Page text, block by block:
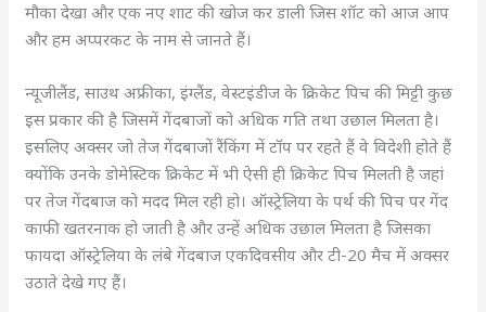
मौका देखा और एक नए शाट की खोज कर डाली जिस शॉट को आज आप
और हम अप्परकट के नाम से जानते हैं।
न्यूजीलैंड, साउथ अफ्रीका, इंग्लैंड, वेस्टइंडीज के क्रिकेट पिच की मिट्टी कुछ
इस प्रकार की है जिसमें गेंदबाजों को अधिक गति तथा उछाल मिलता है।
इसलिए अक्सर जो तेज गेंदबाजों रैंकिंग में टॉप पर रहते हैं वे विदेशी होते हैं
क्योंकि उनके डोमेस्टिक क्रिकेट में भी ऐसी ही क्रिकेट पिच मिलती है जहां
पर तेज गेंदबाज को मदद मिल रही हो। ऑस्ट्रेलिया के पर्थ की पिच पर गेंद
काफी खतरनाक हो जाती है और उन्हें अधिक उछाल मिलता है जिसका
फायदा ऑस्ट्रेलिया के लंबे गेंदबाज एकदिवसीय और टी-20 मैच में अक्सर
उठाते देखे गए हैं।